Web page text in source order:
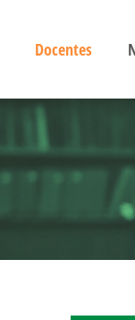
Docentes